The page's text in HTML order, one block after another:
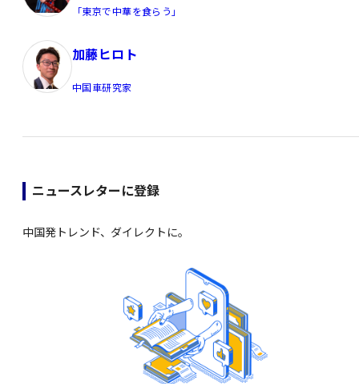
「東京で中華を食らう」
加藤ヒロト
中国車研究家
ニュースレターに登録
中国発トレンド、ダイレクトに。